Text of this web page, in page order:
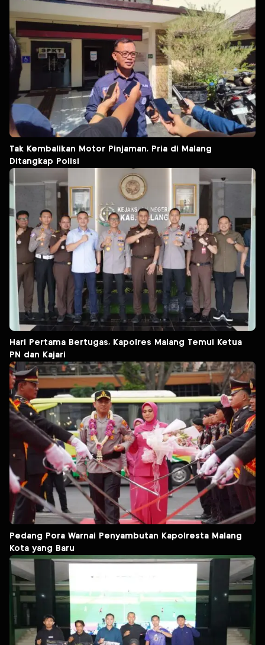
Tak Kembalikan Motor Pinjaman, Pria di Malang
Ditangkap Polisi
Hari Pertama Bertugas, Kapolres Malang Temui Ketua
PN dan Kajari
Pedang Pora Warnai Penyambutan Kapolresta Malang
Kota yang Baru